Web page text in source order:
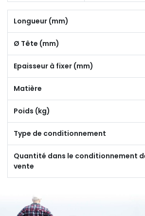
Longueur (mm)
Ø Tête (mm)
Epaisseur à fixer (mm)
Matière
Poids (kg)
Type de conditionnement
Quantité dans le conditionnement
vente